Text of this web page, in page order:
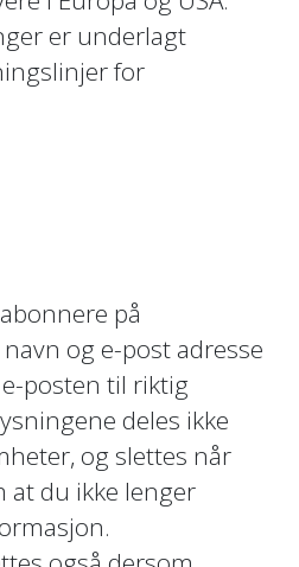
er underlagt
for
på
og e-post adresse
posten til riktig
deles ikke
og slettes når
at du ikke lenger